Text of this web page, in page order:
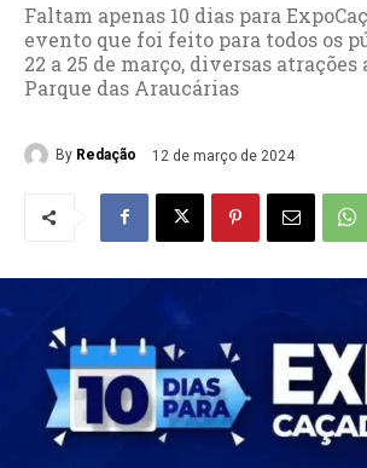
Faltam apenas 10 dias para
evento que foi feito para todos os
22 a 25 de março, diversas
Parque das Araucárias
By Redação 12 de março de 2024